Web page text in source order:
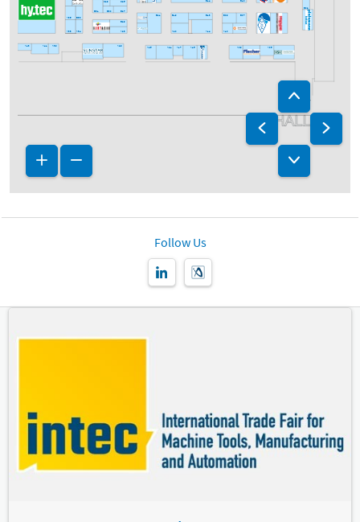
A09
A41
A21
A38
A39
B14
B13
A20
B21
A17
B31 B27
A36
B30
A43 A25
C25
B19
A14
C29
A28
B10
A15
B29
A05
A10
B09
A29
A34
B02
B33
Follow Us